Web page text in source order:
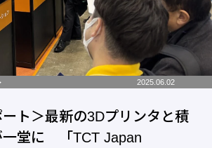
2025.06.02
ト＞最新の3Dプリンタと積
一堂に 「TCT Japan